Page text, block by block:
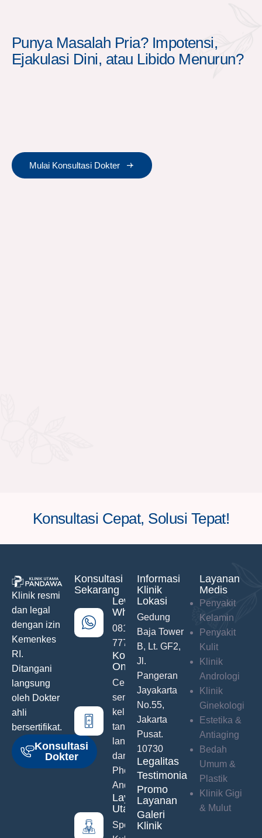
Punya Masalah Pria? Impotensi,
Ejakulasi Dini, atau Libido Menurun?
Mulai Konsultasi Dokter
Konsultasi Cepat, Solusi Tepat!
Klinik resmi
dan legal
dengan izin
Kemenkes
RI.
Ditangani
langsung
oleh Dokter
ahli
bersertifikat.
Konsultasi
Dokter
Konsultasi
Sekarang
Lewat
WhatsApp
0811-742-
777
Konsultasi
Online
Ceritakan
semua
keluhanmu
tanpa malu
langsung
dari Hand
Phone
Anda
Layanan
Utama
Spesialis
Informasi
Klinik
Lokasi
Gedung
Baja Tower
B, Lt. GF2,
Jl.
Pangeran
Jayakarta
No.55,
Jakarta
Pusat.
10730
Legalitas
Testimonials
Promo
Layanan
Galeri
Klinik
Layanan
Medis
Penyakit
Kelamin
Penyakit
Kulit
Klinik
Andrologi
Klinik
Ginekologi
Estetika &
Antiaging
Bedah
Umum &
Plastik
Klinik Gigi
& Mulut